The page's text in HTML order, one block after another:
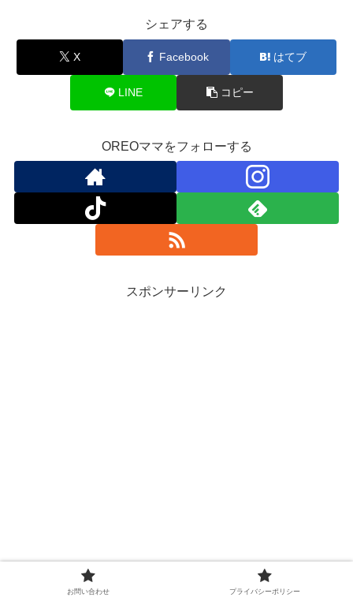
シェアする
X Facebook はてブ
LINE コピー
OREOママをフォローする
スポンサーリンク
お問い合わせ プライバシーポリシー